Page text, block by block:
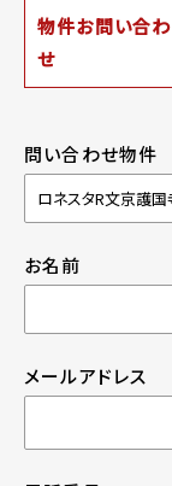
物件お問い合わ
せ
問い合わせ物件
お名前
メールアドレス